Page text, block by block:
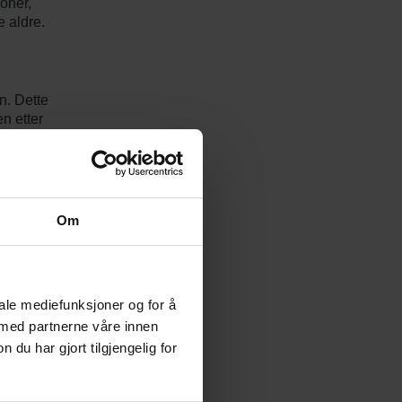
Om
mediefunksjoner og for å
partnerne våre innen
du har gjort tilgjengelig for
aldre.
Dette
etter